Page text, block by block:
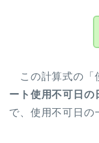
この計算式の「
ート使用不可日の
で、使用不可日の